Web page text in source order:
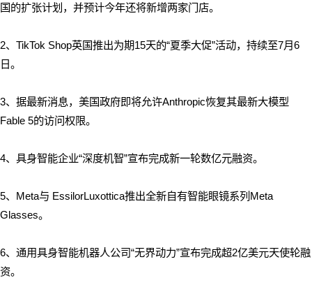
国的扩张计划，并预计今年还将新增两家门店。
2、 TikTok Shop英国推出为期15天的“夏季大促”活动，持续至7月6
日。
3、据最新消息，美国政府即将允许Anthropic恢复其最新大模型
Fable 5的访问权限。
4、 具身智能企业“深度机智”宣布完成新一轮数亿元融资。
5、 Meta与 EssilorLuxottica推出全新自有智能眼镜系列Meta
Glasses。
6、通用具身智能机器人公司“无界动力”宣布完成超2亿美元天使轮融
资。